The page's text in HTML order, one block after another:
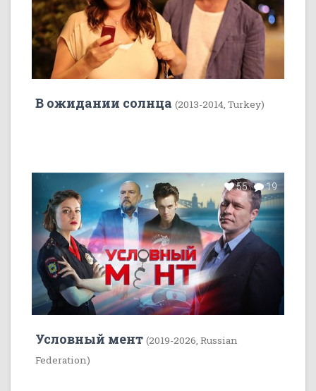
В ожидании солнца (2013-2014, Turkey)
55 19
Условный мент (2019-2026, Russian
Federation)